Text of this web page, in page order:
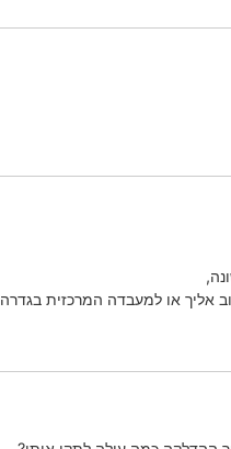
אליך או למעבדה המרכזית בגדרה